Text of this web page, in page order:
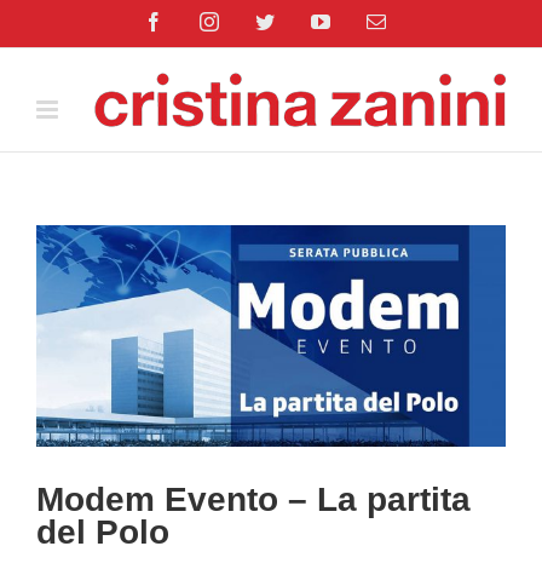
FacebookInstagramTwitterYouTubeEmail
Ingrandisci
immagine
Modem Evento – La partita
del Polo